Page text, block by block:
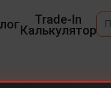
Trade-In
Калькулятор